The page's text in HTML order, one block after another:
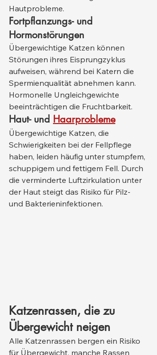
Hautprobleme.
Fortpflanzungs- und
Hormonstörungen
Übergewichtige Katzen können
Störungen ihres Eisprungzyklus
aufweisen, während bei Katern die
Spermienqualität abnehmen kann.
Hormonelle Ungleichgewichte
beeinträchtigen die Fruchtbarkeit.
Haut- und Haarprobleme
Übergewichtige Katzen, die
Schwierigkeiten bei der Fellpflege
haben, leiden häufig unter stumpfem,
schuppigem und fettigem Fell. Durch
die verminderte Luftzirkulation unter
der Haut steigt das Risiko für Pilz-
und Bakterieninfektionen.
Katzenrassen, die zu
Übergewicht neigen
Alle Katzenrassen bergen ein Risiko
für Übergewicht, manche Rassen